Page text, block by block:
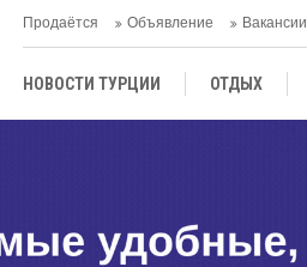
Продаётся Объявление Вакансии
НОВОСТИ ТУРЦИИ ОТДЫХ
ЦЕНТРАЛЬНАЯ АЗИЯ